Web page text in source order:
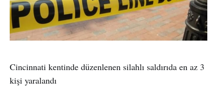
Cincinnati kentinde düzenlenen silahlı saldırıda en az 3
kişi yaralandı